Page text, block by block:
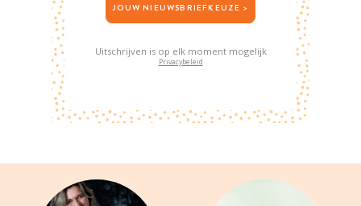
JOUW NIEUWSBRIEFKEUZE >
Uitschrijven is op elk moment mogelijk
Privacybeleid